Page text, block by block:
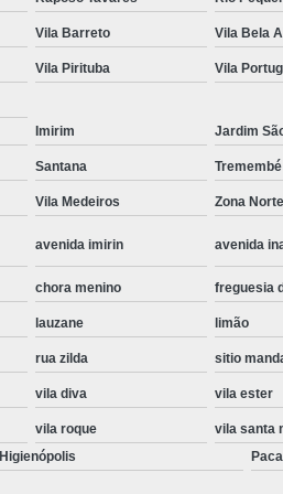
Instalação de Maquina de
Instalação Eletrica Maquina
Instalação para Maquina de
Instalar Maquina
Samsung Instalação
Instalação de Lava e
Instalação Lava e Seca
Instalação Maquina Lava e
Instalação
Lava e Seca Samsung
Manutenção de Fogão
Manutenção de
Vila Barreto Vila Bela
Vila Pirituba Vila
Imirim Jardim
Santana Tremembé
Vila Medeiros Zona Norte
avenida imirin avenida
chora menino freguesia
lauzane limão
rua zilda sitio
vila diva vila ester
vila roque vila santa
Higienópolis